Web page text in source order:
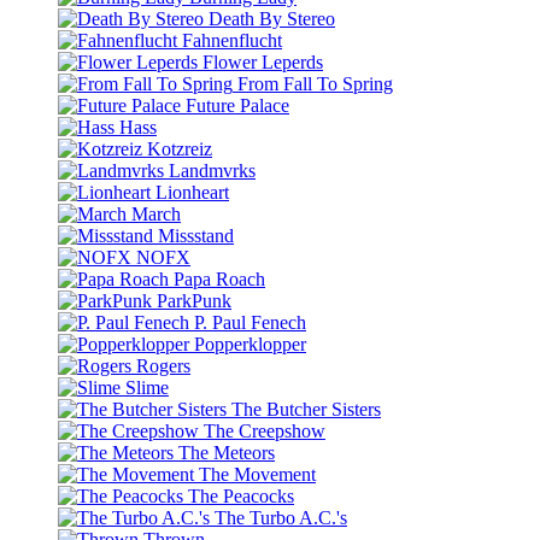
Death By Stereo
Fahnenflucht
Flower Leperds
From Fall To Spring
Future Palace
Hass
Kotzreiz
Landmvrks
Lionheart
March
Missstand
NOFX
Papa Roach
ParkPunk
P. Paul Fenech
Popperklopper
Rogers
Slime
The Butcher Sisters
The Creepshow
The Meteors
The Movement
The Peacocks
The Turbo A.C.'s